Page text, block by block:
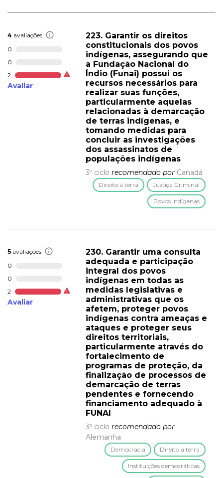
4 avaliações
0
0
2
Avaliar
223. Garantir os direitos
constitucionais dos povos
indígenas, assegurando que
a Fundação Nacional do
Índio (Funai) possui os
recursos necessários para
realizar suas funções,
particularmente aquelas
relacionadas à demarcação
de terras indígenas, e
tomando medidas para
concluir as investigações
dos assassinatos de
populações indígenas
3º ciclo recomendado por Canadá
Direito à terra Justiça Criminal
Povos indígenas
5 avaliações
0
0
2
Avaliar
230. Garantir uma consulta
adequada e participação
integral dos povos
indígenas em todas as
medidas legislativas e
administrativas que os
afetem, proteger povos
indígenas contra ameaças e
ataques e proteger seus
direitos territoriais,
particularmente através do
fortalecimento de
programas de proteção, da
finalização de processos de
demarcação de terras
pendentes e fornecendo
financiamento adequado à
FUNAI
3º ciclo recomendado por
Alemanha
Democracia Direito à terra
Instituições democráticas